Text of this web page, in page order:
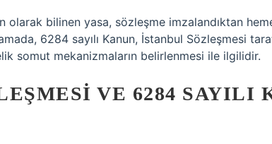
olarak bilinen yasa, sözleşme imzalandıktan
6284 sayılı Kanun, İstanbul Sözleşmesi
somut mekanizmaların belirlenmesi ile ilgilidir.
VE 6284 SAYILI